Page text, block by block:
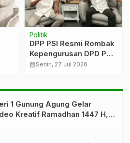
Politik
DPP PSI Resmi Rombak
Kepengurusan DPD PSI
Tubaba, Eko Sunarko:
Aspirasi Rakyat
calendar_monthSenin, 27 Jul 2026
1 Gunung Agung Gelar
Kreatif Ramadhan 1447 H,
dan Pererat Kebersamaan